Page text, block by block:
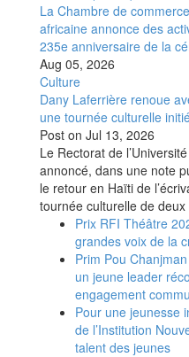
La Chambre de
africaine annonce des
235e anniversaire de la
Aug 05, 2026
Culture
Dany Laferrière renoue
une tournée culturelle
Post on Jul 13, 2026
Le Rectorat de
annoncé, dans une note
le retour en Haïti de
tournée culturelle de deux
Prix RFI Théâtre
grandes voix de la
Prim Pou
un jeune leader
engagement
Pour une jeunesse
de l’Institution
talent des jeunes